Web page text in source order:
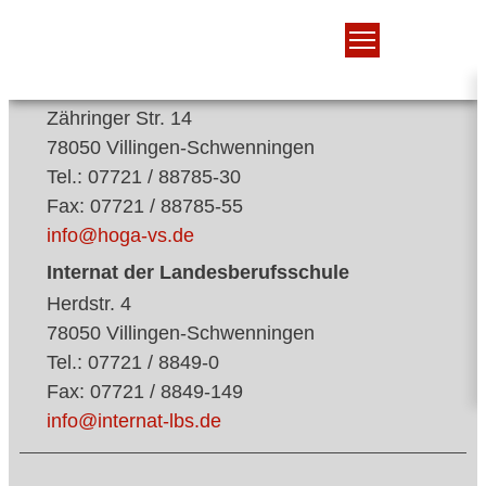
Landesberufsschule für das Hotel- und
Zähringer Str. 14
78050 Villingen-Schwenningen
Tel.: 07721 / 88785-30
Fax: 07721 / 88785-55
info@hoga-vs.de
Internat der Landesberufsschule
Herdstr. 4
78050 Villingen-Schwenningen
Tel.: 07721 / 8849-0
Fax: 07721 / 8849-149
info@internat-lbs.de